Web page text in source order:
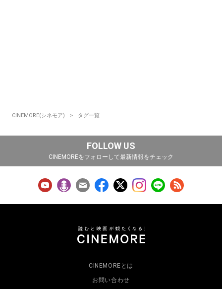
CINEMORE(シネモア) タグ一覧
FOLLOW US
CINEMOREをフォローして最新情報をチェック
CINEMOREとは
お問い合わせ